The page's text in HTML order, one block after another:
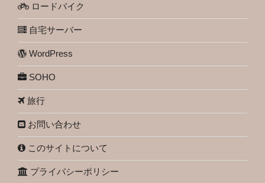
ロードバイク
自宅サーバー
WordPress
SOHO
旅行
お問い合わせ
このサイトについて
プライバシーポリシー